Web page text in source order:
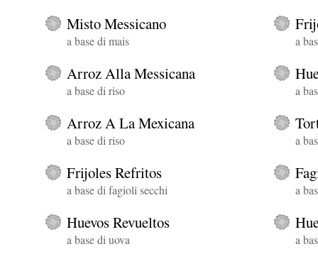
Misto Messicano
a base di mais a
Arroz Alla Messicana
a base di riso a
Arroz A La Mexicana
a base di riso a
Frijoles Refritos
a base di fagioli secchi a
Huevos Revueltos
a base di uova a